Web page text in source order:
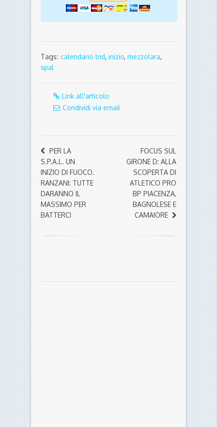
Tags: calendario lnd, inizio, mezzolara,
spal
Link all'articolo
Condividi via email
PER LA
S.P.A.L. UN
INIZIO DI FUOCO.
RANZANI: TUTTE
DARANNO IL
MASSIMO PER
BATTERCI
FOCUS SUL
GIRONE D: ALLA
SCOPERTA DI
ATLETICO PRO
BP PIACENZA,
BAGNOLESE E
CAMAIORE